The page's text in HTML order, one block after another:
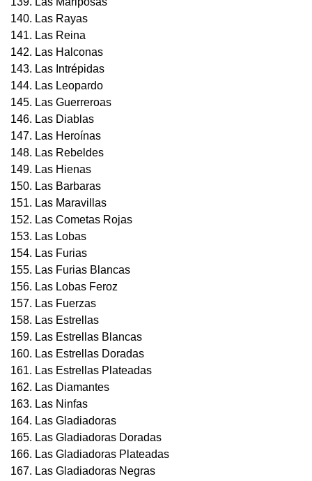
140. Las Rayas
141. Las Reina
142. Las Halconas
143. Las Intrépidas
144. Las Leopardo
145. Las Guerreroas
146. Las Diablas
147. Las Heroínas
148. Las Rebeldes
149. Las Hienas
150. Las Barbaras
151. Las Maravillas
152. Las Cometas Rojas
153. Las Lobas
154. Las Furias
155. Las Furias Blancas
156. Las Lobas Feroz
157. Las Fuerzas
158. Las Estrellas
159. Las Estrellas Blancas
160. Las Estrellas Doradas
161. Las Estrellas Plateadas
162. Las Diamantes
163. Las Ninfas
164. Las Gladiadoras
165. Las Gladiadoras Doradas
166. Las Gladiadoras Plateadas
167. Las Gladiadoras Negras